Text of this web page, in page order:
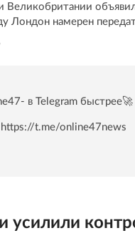
Великобритании
Лондон намерен
в Telegram быстрее🚀
https://t.me/online47news
усилили